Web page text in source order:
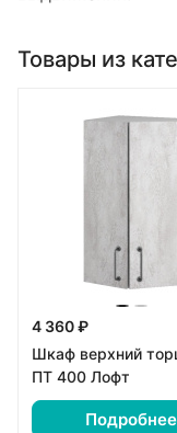
Товары из
4 360 ₽
Шкаф верхний
ПТ 400 Лофт
Подробнее